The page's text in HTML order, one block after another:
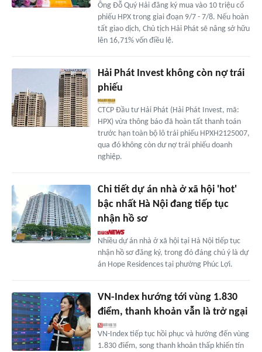
Ông Đỗ Quý Hải đăng ký mua vào 10 triệu cổ
phiếu HPX trong giai đoạn 9/7 - 7/8. Nếu hoàn
tất giao dịch, Chủ tịch Hải Phát sẽ nâng sở hữu
lên 16,71% vốn điều lệ.
Hải Phát Invest không còn nợ trái
phiếu
CTCP Đầu tư Hải Phát (Hải Phát Invest, mã:
HPX) vừa thông báo đã hoàn tất thanh toán
trước hạn toàn bộ lô trái phiếu HPXH2125007,
qua đó không còn dư nợ trái phiếu doanh
nghiệp.
Chi tiết dự án nhà ở xã hội 'hot'
bậc nhất Hà Nội đang tiếp tục
nhận hồ sơ
Nhiều dự án nhà ở xã hội tại Hà Nội tiếp tục
nhận hồ sơ đăng ký, trong đó đáng chú ý là dự
án Hope Residences tại phường Phúc Lợi.
VN-Index hướng tới vùng 1.830
điểm, thanh khoản vẫn là trở ngại
VN-Index tiếp tục hồi phục và hướng đến vùng
1.830 điểm, song thanh khoản thấp khiến tín